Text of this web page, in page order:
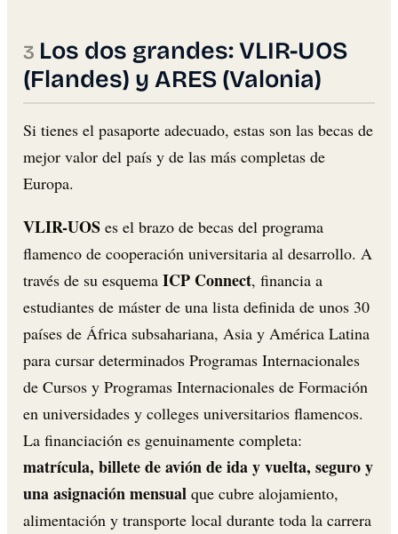
Los dos grandes: VLIR-UOS
(Flandes) y ARES (Valonia)
Si tienes el pasaporte adecuado, estas son las becas de
mejor valor del país y de las más completas de
Europa.
VLIR-UOS es el brazo de becas del programa
flamenco de cooperación universitaria al desarrollo. A
través de su esquema ICP Connect, financia a
estudiantes de máster de una lista definida de unos 30
países de África subsahariana, Asia y América Latina
para cursar determinados Programas Internacionales
de Cursos y Programas Internacionales de Formación
en universidades y colleges universitarios flamencos.
La financiación es genuinamente completa:
matrícula, billete de avión de ida y vuelta, seguro y
una asignación mensual que cubre alojamiento,
alimentación y transporte local durante toda la carrera